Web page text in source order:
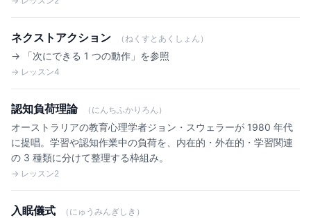
ネクストアクション （ねくすとあくしょん）
→ 「次にできる 1 つの動作」を参照
→ レッスン4
認知負荷理論 （にんちふかりろん）
オーストラリアの教育心理学者ジョン・スウェラーが 1980 年代
に提唱。学習や認知作業中の負荷を、内在的・外在的・学習関連
の 3 種類に分けて整理する枠組み。
→ レッスン2
入眠儀式 （にゅうみんぎしき）